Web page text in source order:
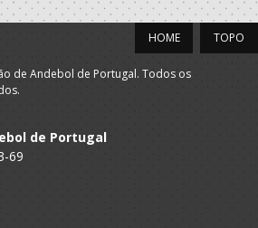
SÃO
Seniores F
TOPO
HOME
de Andebol de Portugal. Todos os
de Portugal
69